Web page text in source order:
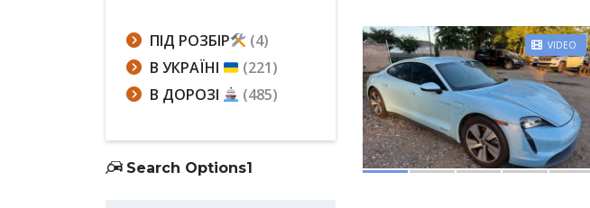
ПІД РОЗБІР
(4)
В УКРАЇНІ
(221)
В ДОРОЗІ
(485)
Search Options1
VIDEO